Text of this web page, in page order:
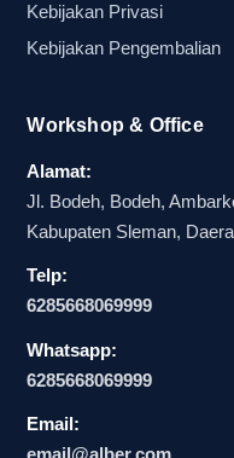
purna jual yang
ada, Toyota
dan teknologi
tahan tinggi dan
menjadikannya
Mitsubishi dan
yang tidak kalah
forklift yang
sedangkan Kalmar
Kebijakan Privasi
Kebijakan Pengembalian
Workshop & Office
Alamat:
Jl. Bodeh, Bodeh,
Kabupaten Sleman,
Telp:
6285668069999
Whatsapp:
6285668069999
Email:
email@alber.com